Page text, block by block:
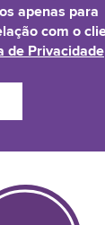
todos os
creme, pinga
o nosso
apenas para
com o
de Privacidade